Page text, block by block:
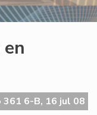
361 6-B, 16 jul 08